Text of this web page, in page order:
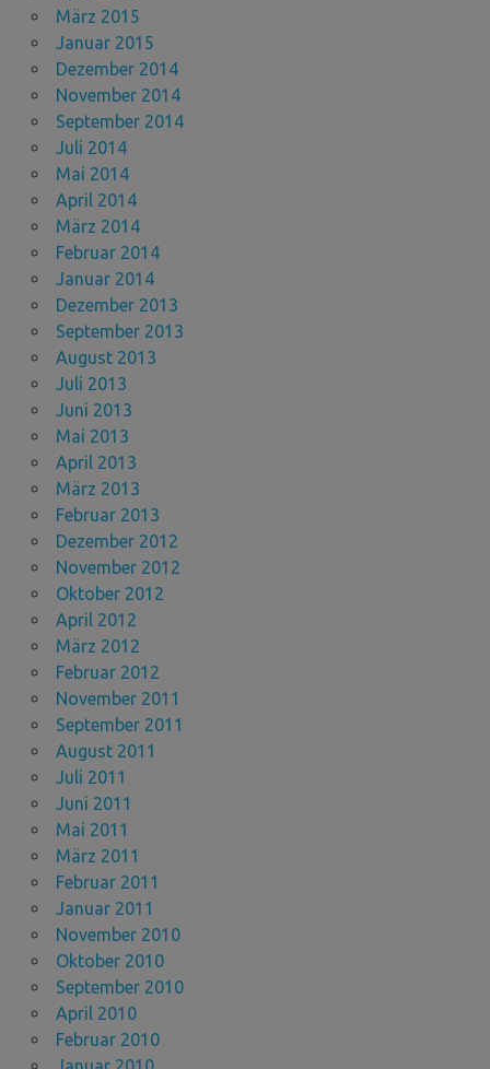
März 2015
Januar 2015
Dezember 2014
November 2014
September 2014
Juli 2014
Mai 2014
April 2014
März 2014
Februar 2014
Januar 2014
Dezember 2013
September 2013
August 2013
Juli 2013
Juni 2013
Mai 2013
April 2013
März 2013
Februar 2013
Dezember 2012
November 2012
Oktober 2012
April 2012
März 2012
Februar 2012
November 2011
September 2011
August 2011
Juli 2011
Juni 2011
Mai 2011
März 2011
Februar 2011
Januar 2011
November 2010
Oktober 2010
September 2010
April 2010
Februar 2010